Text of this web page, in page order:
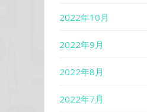
2022年10月
2022年9月
2022年8月
2022年7月